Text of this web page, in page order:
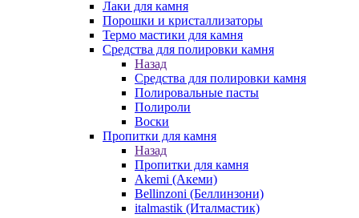
Лаки для камня
Порошки и кристаллизаторы
Термо мастики для камня
Средства для полировки камня
Назад
Средства для полировки камня
Полировальные пасты
Полироли
Воски
Пропитки для камня
Назад
Пропитки для камня
Akemi (Акеми)
Bellinzoni (Беллинзони)
italmastik (Италмастик)